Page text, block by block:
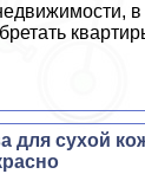
в
для сухой